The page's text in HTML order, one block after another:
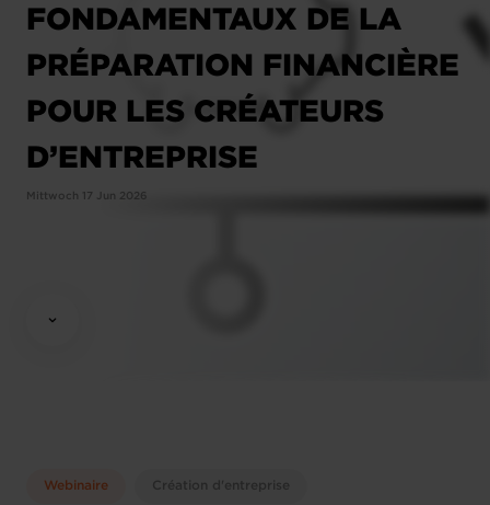
FONDAMENTAUX DE LA
PRÉPARATION FINANCIÈRE
POUR LES CRÉATEURS
D’ENTREPRISE
Mittwoch 17 Jun 2026
Webinaire Création d'entreprise